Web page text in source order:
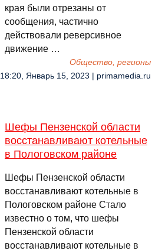
края были отрезаны от
сообщения, частично
действовали реверсивное
движение …
Общество, регионы
18:20, Январь 15, 2023 | primamedia.ru
Шефы Пензенской области
восстанавливают котельные
в Пологовском районе
Шефы Пензенской области
восстанавливают котельные в
Пологовском районе Стало
известно о том, что шефы
Пензенской области
восстанавливают котельные в